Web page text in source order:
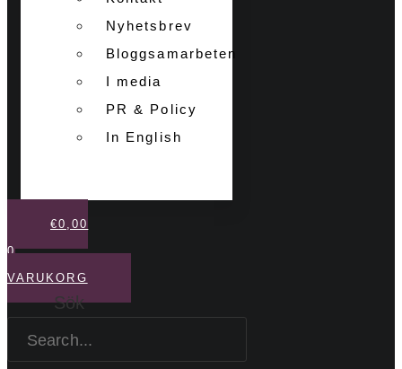
Nyhetsbrev
Bloggsamarbeten
I media
PR & Policy
In English
€0,00
0
VARUKORG
Sök